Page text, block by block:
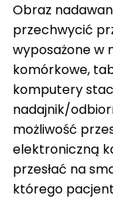
Obraz
przechwycić
wyposażone w
komórkowe,
komputery
nadajnik/
możliwość
elektroniczną
przesłać na
którego